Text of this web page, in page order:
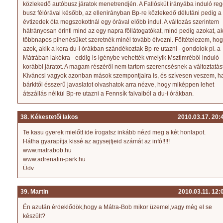
közlekedő autóbusz járatok menetrendjén. A Fallóskút irányába induló
busz félórával később, az ellenirányban Bp-re közlekedő délutáni pedig a
évtizedek óta megszokottnál egy órával előbb indul. A változás szerintem
hátrányosan érinti mind az egy napra föllátogatókat, mind pedig azokat,
többnapos pihenésüket szeretnék minél tovább élvezni. Föltételezem,
azok, akik a kora du-i órákban szándékoztak Bp-re utazni - gondolok pl. a
Mátrában lakókra - eddig is igénybe vehették vmelyik Msztimréből induló
korábbi járatot. A magam részéről nem tartom szerencsésnek a
Kíváncsi vagyok azonban mások szempontjaira is, és szívesen veszem,
bárkitől ésszerű javaslatot olvashatok arra nézve, hogy miképpen lehet
átszállás nélkül Bp-re utazni a Fennsík falvaiból a du-i órákban.
38. Kékestetői lakos 2010.03.17.
Te kasu gyerek mielőtt ide írogatsz inkább nézd meg a két honlapot.
Hátha gyarapítja kissé az agysejtjeid számát az infó!!!!!
www.matrabob.hu
www.adrenalin-park.hu
Üdv.
39. Martin 2010.03.11.
Én azután érdeklődök,hogy a Mátra-Bob mikor üzemel,vagy még el se
készült?